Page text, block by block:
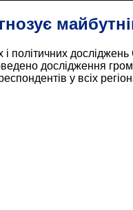
і політичних
дослідження
у всіх